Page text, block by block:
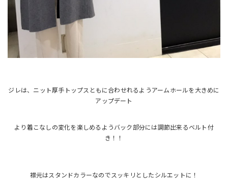
ジレは、ニット厚手トップスともに合わせれるようアームホールを大きめに
アップデート
より着こなしの変化を楽しめるようバック部分には調節出来るベルト付
き！！
襟元はスタンドカラーなのでスッキリとしたシルエットに！